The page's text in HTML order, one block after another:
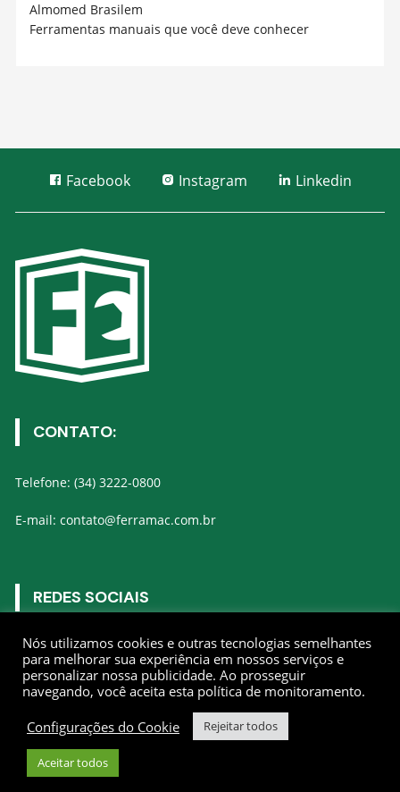
Almomed Brasilem
Ferramentas manuais que você deve conhecer
Facebook Instagram Linkedin
CONTATO:
Telefone: (34) 3222-0800
E-mail: contato@ferramac.com.br
REDES SOCIAIS
Gostar
Nós utilizamos cookies e outras tecnologias semelhantes
para melhorar sua experiência em nossos serviços e
personalizar nossa publicidade. Ao prosseguir
navegando, você aceita esta política de monitoramento.
Configurações do Cookie
Rejeitar todos
Aceitar todos